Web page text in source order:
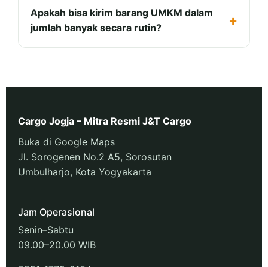
Apakah bisa kirim barang UMKM dalam
jumlah banyak secara rutin?
Cargo Jogja – Mitra Resmi J&T Cargo
Buka di Google Maps
Jl. Sorogenen No.2 A5, Sorosutan
Umbulharjo, Kota Yogyakarta
Jam Operasional
Senin–Sabtu
09.00–20.00 WIB